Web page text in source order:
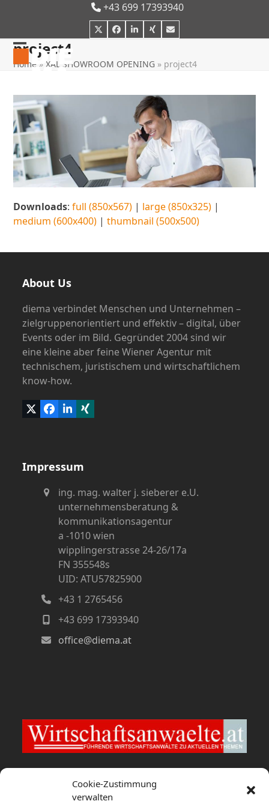
Cookie-Zustimmung
verwalten
content
+43 699 17393940
TwitterFacebook
LinkedIn
XingE-
Mail
Open
menu
Close
menu
project4
Home » XAL SHOWROOM OPENING » project4
Downloads:full (850x567) | large (850x325) |
medium (600x400) |thumbnail (500x500)
About Us
diema verbindet Menschen und Unternehmen –
zielgruppenorientiert und effektiv – digital, über
Events oder im Bild. Gegründet 2004 sind wir
eine kleine aber feine Wiener Agentur mit
technischem, juristischem und wirtschaftlichem
know-how.
TwitterFacebook
LinkedIn
Xing
Impressum
ing. mag. walter j. sieberer e.U.
unternehmensberatung &
kommunikationsagentur
a -1010 wien
wipplingerstrasse 24-26/17a
FN 355548s
UID: ATU57825900
+43 1 2765456
+43 699 17393940
office@diema.at
Wirtschaftsanwaelte.at